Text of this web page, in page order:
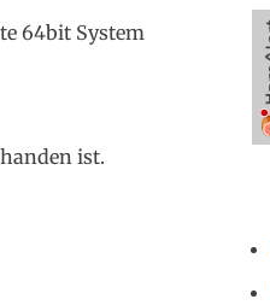
64bit System
ist.